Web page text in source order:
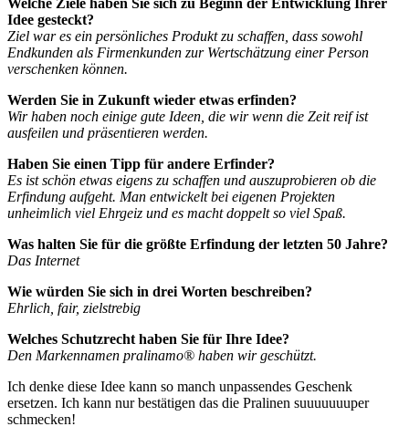
Welche Ziele haben Sie sich zu Beginn der Entwicklung Ihrer
Idee gesteckt?
Ziel war es ein persönliches Produkt zu schaffen, dass sowohl
Endkunden als Firmenkunden zur Wertschätzung einer Person
verschenken können.
Werden Sie in Zukunft wieder etwas erfinden?
Wir haben noch einige gute Ideen, die wir wenn die Zeit reif ist
ausfeilen und präsentieren werden.
Haben Sie einen Tipp für andere Erfinder?
Es ist schön etwas eigens zu schaffen und auszuprobieren ob die
Erfindung aufgeht. Man entwickelt bei eigenen Projekten
unheimlich viel Ehrgeiz und es macht doppelt so viel Spaß.
Was halten Sie für die größte Erfindung der letzten 50 Jahre?
Das Internet
Wie würden Sie sich in drei Worten beschreiben?
Ehrlich, fair, zielstrebig
Welches Schutzrecht haben Sie für Ihre Idee?
Den Markennamen pralinamo® haben wir geschützt.
Ich denke diese Idee kann so manch unpassendes Geschenk
ersetzen. Ich kann nur bestätigen das die Pralinen suuuuuuuper
schmecken!